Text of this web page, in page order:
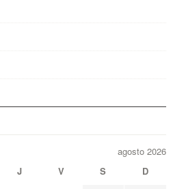
agosto 2026
J V S
D